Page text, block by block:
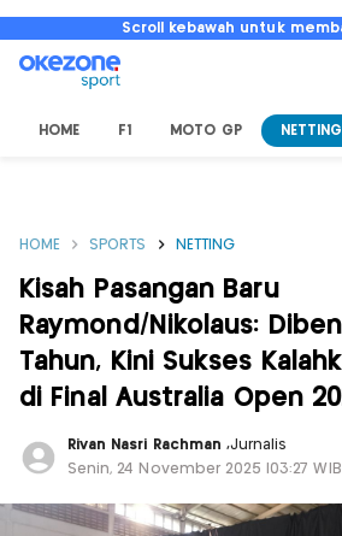
Scroll kebawah untuk
HOME F1 MOTO GP NETTING
HOME SPORTS NETTING
Kisah Pasangan Baru
Raymond/Nikolaus:
Tahun, Kini Sukses
di Final Australia Open
Rivan Nasri Rachman ,Jurnalis
Senin, 24 November 2025 |03:27 WIB